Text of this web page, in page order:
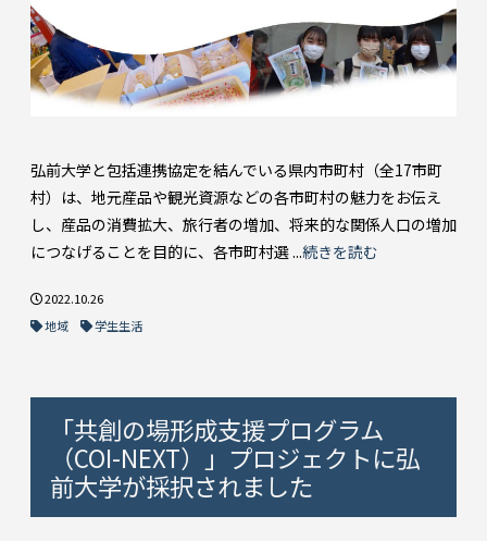
弘前大学と包括連携協定を結んでいる県内市町村（全17市町
村）は、地元産品や観光資源などの各市町村の魅力をお伝え
し、産品の消費拡大、旅行者の増加、将来的な関係人口の増加
につなげることを目的に、各市町村選 ...続きを読む
2022.10.26
地域
学生生活
「共創の場形成支援プログラム
（COI-NEXT）」プロジェクトに弘
前大学が採択されました